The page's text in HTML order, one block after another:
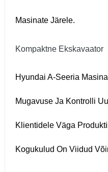
Masinate Järele.
Kompaktne Ekskavaator
Hyundai A-Seeria
Mugavuse Ja Kontrolli
Klientidele Väga
Kogukulud On Viidud